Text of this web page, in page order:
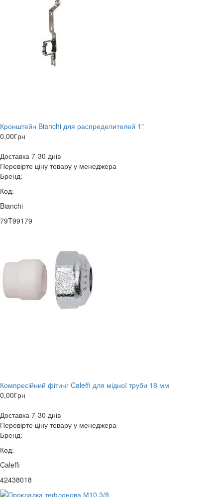
Кронштейн Bianchi для распределителей 1"
0,00Грн
Доставка 7-30 днів
Перевірте ціну товару у менеджера
Бренд:
Код:
Bianchi
79T99179
Компресійний фітинг Caleffi для мідної труби 18 мм
0,00Грн
Доставка 7-30 днів
Перевірте ціну товару у менеджера
Бренд:
Код:
Caleffi
42438018